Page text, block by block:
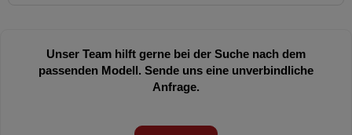
Unser Team hilft gerne bei der Suche nach dem
passenden Modell. Sende uns eine unverbindliche
Anfrage.